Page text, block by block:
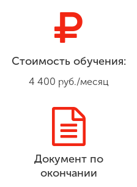
Стоимость обучения:
4 400 руб./месяц
Документ по
окончании